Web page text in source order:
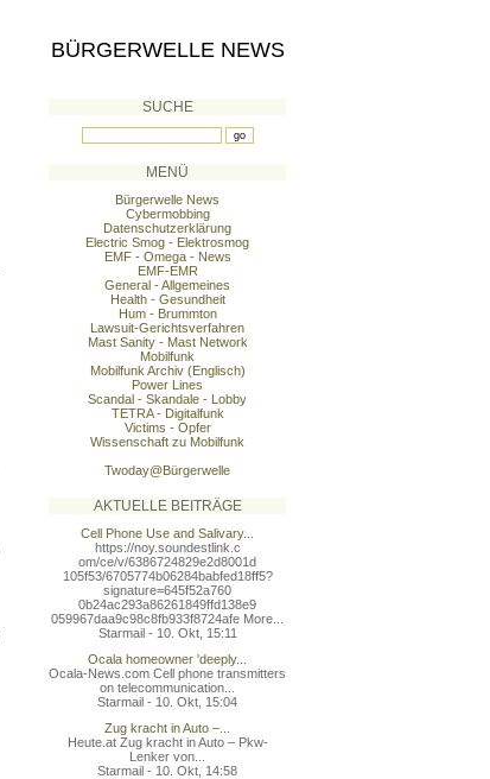
BÜRGERWELLE NEWS
SUCHE
MENÜ
Bürgerwelle News
Cybermobbing
Datenschutzerklärung
Electric Smog - Elektrosmog
EMF - Omega - News
EMF-EMR
General - Allgemeines
Health - Gesundheit
Hum - Brummton
Lawsuit-Gerichtsverfahren
Mast Sanity - Mast Network
Mobilfunk
Mobilfunk Archiv (Englisch)
Power Lines
Scandal - Skandale - Lobby
TETRA - Digitalfunk
Victims - Opfer
Wissenschaft zu Mobilfunk
Twoday@Bürgerwelle
AKTUELLE BEITRÄGE
Cell Phone Use and Salivary...
https://noy.soundestlink.c
om/ce/v/6386724829e2d8001d
105f53/6705774b06284babfed18ff5?
signature=645f52a760
0b24ac293a86261849ffd138e9
059967daa9c98c8fb933f8724afe More...
Starmail - 10. Okt, 15:11
Ocala homeowner 'deeply...
Ocala-News.com Cell phone transmitters
on telecommunication...
Starmail - 10. Okt, 15:04
Zug kracht in Auto –...
Heute.at Zug kracht in Auto – Pkw-
Lenker von...
Starmail - 10. Okt, 14:58